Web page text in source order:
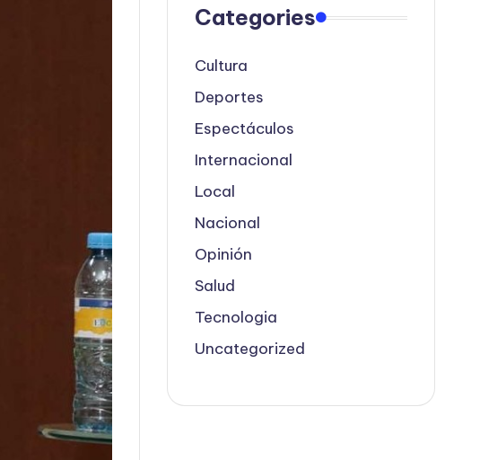
Categories
Cultura
Deportes
Espectáculos
Internacional
Local
Nacional
Opinión
Salud
Tecnologia
Uncategorized